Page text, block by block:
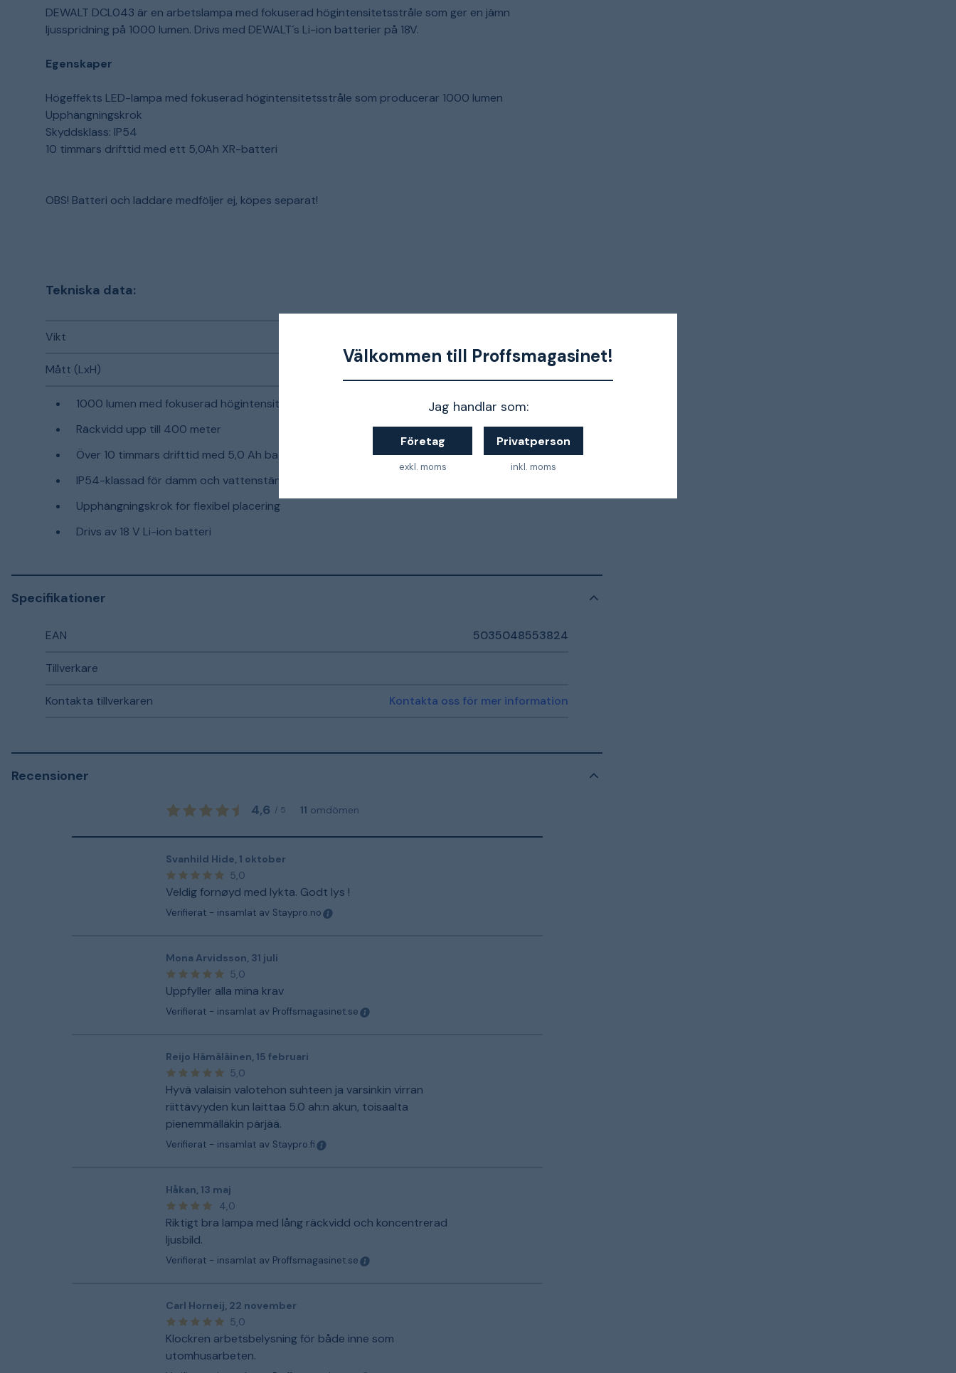
Välkommen till Proffsmagasinet!
Jag handlar som:
Företag
exkl. moms
Privatperson
inkl. moms
DEWALT DCL043 är en arbetslampa med fokuserad högintensitetsstråle som ger en jämn
ljusspridning på 1000 lumen. Drivs med DEWALT´s Li-ion batterier på 18V.
Egenskaper
Högeffekts LED-lampa med fokuserad högintensitetsstråle som producerar 1000 lumen
Upphängningskrok
Skyddsklass: IP54
10 timmars drifttid med ett 5,0Ah XR-batteri
OBS! Batteri och laddare medföljer ej, köpes separat!
Tekniska data:
Vikt
Mått (LxH) 155 x 250 mm
1000 lumen med fokuserad högintensitetsstråle
Räckvidd upp till 400 meter
Över 10 timmars drifttid med 5,0 Ah batteri
IP54-klassad för damm och vattenstänk
Upphängningskrok för flexibel placering
Drivs av 18 V Li-ion batteri
Specifikationer
EAN 5035048553824
Tillverkare
Kontakta tillverkaren Kontakta oss för mer information
Recensioner
4,6 / 5 11 omdömen
Svanhild Hide, 1 oktober
5,0
Veldig fornøyd med lykta. Godt lys !
Verifierat - insamlat av Staypro.no
Mona Arvidsson, 31 juli
5,0
Uppfyller alla mina krav
Verifierat - insamlat av Proffsmagasinet.se
Reijo Hämäläinen, 15 februari
5,0
Hyvä valaisin valotehon suhteen ja varsinkin virran
riittävyyden kun laittaa 5.0 ah:n akun, toisaalta
pienemmälläkin pärjää.
Verifierat - insamlat av Staypro.fi
Håkan, 13 maj
4,0
Riktigt bra lampa med lång räckvidd och koncentrerad
ljusbild.
Verifierat - insamlat av Proffsmagasinet.se
Carl Horneij, 22 november
5,0
Klockren arbetsbelysning för både inne som
utomhusarbeten.